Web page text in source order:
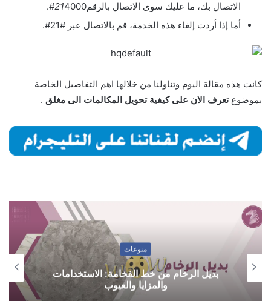
الاتصال بك، ما عليك سوى الاتصال بالرقم
214000#.
أما إذا أردت إلغاء هذه الخدمة، قم بالاتصال عبر #21#.
كانت هذه مقالة اليوم وتناولنا من خلالها اهم التفاصيل الخاصة
بموضوعتعرف الان على كيفية تحويل المكالمات الى مغلق .
منوعات
بديل الرخام من خط الفخامة: الاستخدامات
والمزايا والعيوب